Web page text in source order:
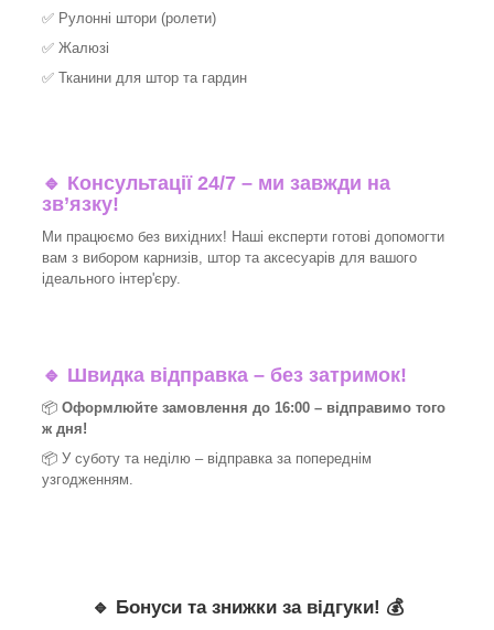
✅ Рулонні штори (ролети)
✅ Жалюзі
✅ Тканини для штор та гардин
🔹 Консультації 24/7 – ми завжди на
зв’язку!
Ми працюємо без вихідних! Наші експерти готові допомогти
вам з вибором карнизів, штор та аксесуарів для вашого
ідеального інтер'єру.​
🔹 Швидка відправка – без затримок!
📦 Оформлюйте замовлення до 16:00 – відправимо того
ж дня!
📦 У суботу та неділю – відправка за попереднім
узгодженням.
🔹 Бонуси та знижки за відгуки! 💰